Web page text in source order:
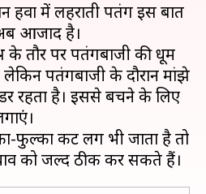
हवा में लहराती पतंग इस बात
आजाद है।
के तौर पर पतंगबाजी की धूम
लेकिन पतंगबाजी के दौरान मांझे
रहता है। इससे बचने के लिए
फुल्का कट लग भी जाता है तो